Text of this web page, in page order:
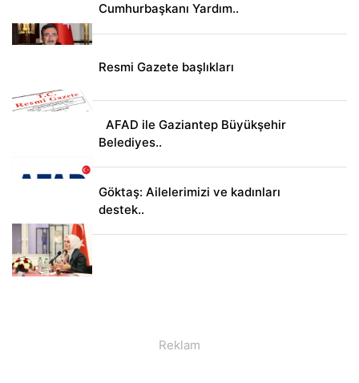
Cumhurbaşkanı Yardım..
Resmi Gazete başlıkları
AFAD ile Gaziantep Büyükşehir
Belediyes..
Göktaş: Ailelerimizi ve kadınları
destek..